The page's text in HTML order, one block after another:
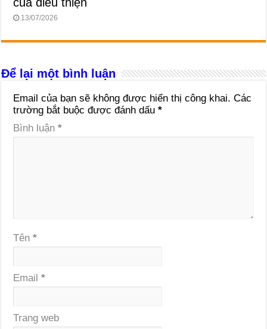
13/07/2026
Để lại một bình luận
Email của bạn sẽ không được hiển thị công khai. Các
trường bắt buộc được đánh dấu*
Bình luận*
Tên*
Email*
Trang web